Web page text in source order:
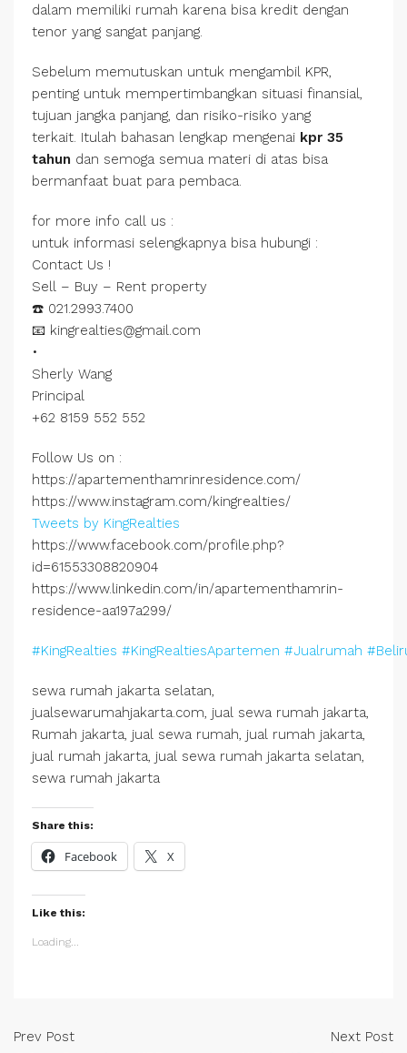
dalam memiliki rumah karena bisa kredit dengan
tenor yang sangat panjang.
Sebelum memutuskan untuk mengambil KPR,
penting untuk mempertimbangkan situasi finansial,
tujuan jangka panjang, dan risiko-risiko yang
terkait. Itulah bahasan lengkap mengenai kpr 35
tahun dan semoga semua materi di atas bisa
bermanfaat buat para pembaca.
for more info call us :
untuk informasi selengkapnya bisa hubungi :
Contact Us !
Sell – Buy – Rent property
☎️ 021.2993.7400
📧 kingrealties@gmail.com
•
Sherly Wang
Principal
+62 8159 552 552
Follow Us on :
https://apartementhamrinresidence.com/
https://www.instagram.com/kingrealties/
Tweets by KingRealties
https://www.facebook.com/profile.php?
id=61553308820904
https://www.linkedin.com/in/apartementhamrin-
residence-aa197a299/
#KingRealties #KingRealtiesApartemen #Jualrumah
sewa rumah jakarta selatan,
jualsewarumahjakarta.com, jual sewa rumah jakarta,
Rumah jakarta, jual sewa rumah, jual rumah jakarta,
jual rumah jakarta, jual sewa rumah jakarta selatan,
sewa rumah jakarta
Share this:
Facebook X
Like this:
Loading...
Prev Post
Next Post